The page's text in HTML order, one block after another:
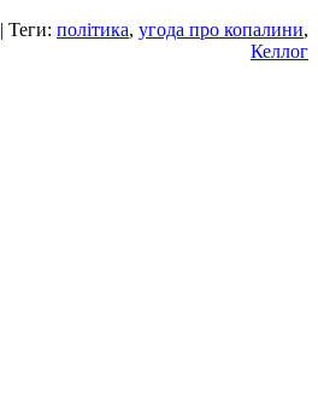
| Теги: політика, угода про копалини,
Келлог